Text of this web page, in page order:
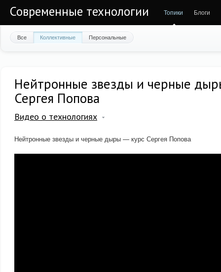
Современные технологии Топики Блоги
Все Коллективные Персональные
Нейтронные звезды и черные
Сергея Попова
Видео о технологиях
Нейтронные звезды и черные дыры — курс Сергея Попова